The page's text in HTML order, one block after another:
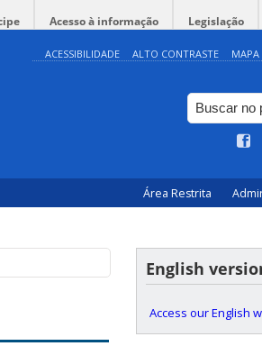
Acesso à informação Legislação
ACESSIBILIDADE ALTO CONTRASTE MAPA
Área Restrita
English
Access our English